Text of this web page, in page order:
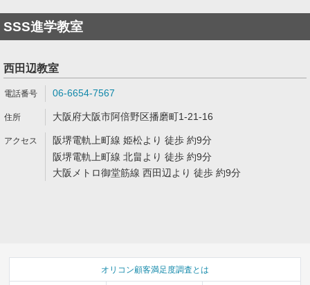
SSS進学教室
西田辺教室
06-6654-7567
大阪府大阪市阿倍野区播磨町1-21-16
阪堺電軌上町線 姫松より 徒歩 約9分
阪堺電軌上町線 北畠より 徒歩 約9分
大阪メトロ御堂筋線 西田辺より 徒歩 約9分
オリコン顧客満足度調査とは